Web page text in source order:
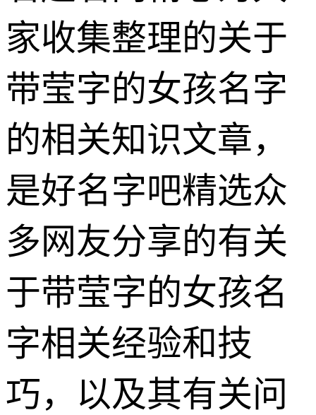
家收集整理的关于
带莹字的女孩名字
的相关知识文章，
是好名字吧精选众
多网友分享的有关
于带莹字的女孩名
字相关经验和技
巧，以及其有关问